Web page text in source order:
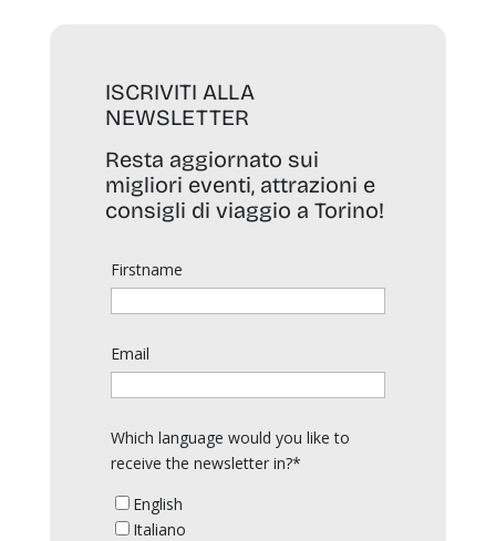
ISCRIVITI ALLA
NEWSLETTER
Resta aggiornato sui
migliori eventi, attrazioni e
consigli di viaggio a Torino!
Firstname
Email
Which language would you like to
receive the newsletter in?*
English
Italiano